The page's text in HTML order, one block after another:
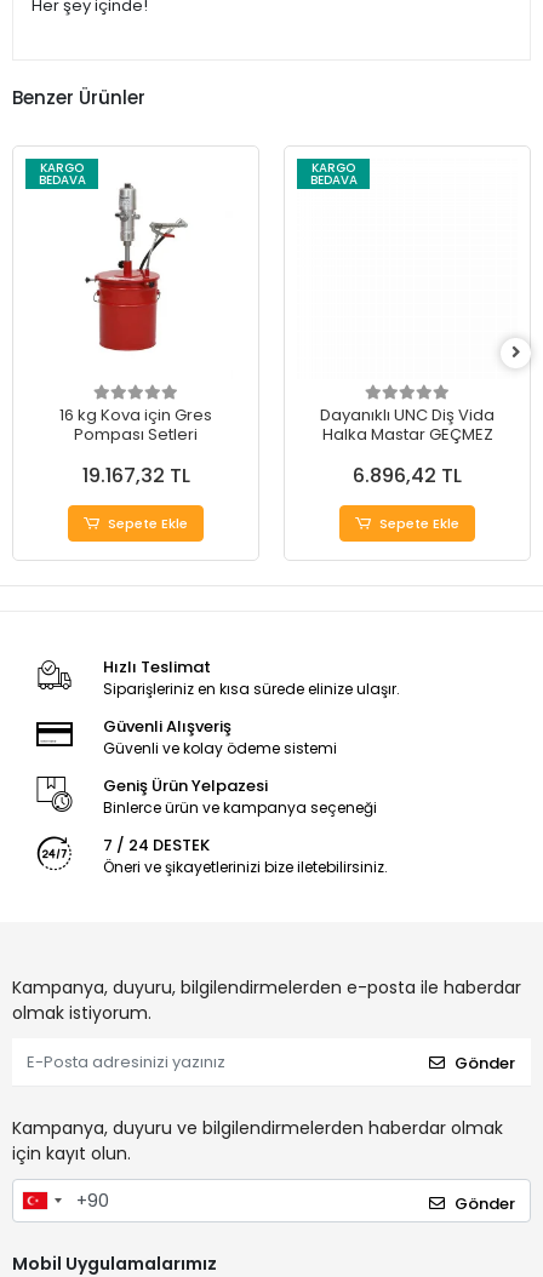
Her şey içinde!
Benzer Ürünler
KARGO
BEDAVA
16 kg Kova için Gres
Pompası Setleri
19.167,32 TL
Sepete Ekle
KARGO
BEDAVA
Dayanıklı UNC Diş Vida
Halka Mastar GEÇMEZ
6.896,42 TL
Sepete Ekle
Hızlı Teslimat
Siparişleriniz en kısa sürede elinize ulaşır.
Güvenli Alışveriş
Güvenli ve kolay ödeme sistemi
Geniş Ürün Yelpazesi
Binlerce ürün ve kampanya seçeneği
7 / 24 DESTEK
Öneri ve şikayetlerinizi bize iletebilirsiniz.
Kampanya, duyuru, bilgilendirmelerden e-posta ile haberdar
olmak istiyorum.
Gönder
Kampanya, duyuru ve bilgilendirmelerden haberdar olmak
için kayıt olun.
Gönder
Mobil Uygulamalarımız